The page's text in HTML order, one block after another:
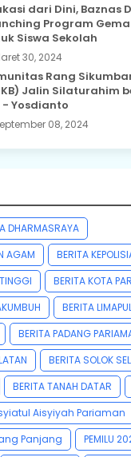
dari Dini, Baznas
Program
Siswa Sekolah
30, 2024
Rang
Jalin Silaturahim
- Yosdianto
08, 2024
DHARMASRAYA
AGAM
BERITA
BERITA KOTA
BERITA
BERITA PADANG
BERITA SOLOK
BERITA TANAH DATAR
Aisyiyah Pariaman
Panjang
PEMILU